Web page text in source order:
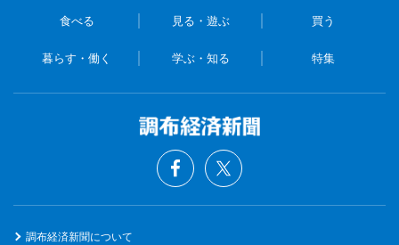
食べる 見る・遊ぶ 買う
暮らす・働く 学ぶ・知る 特集
調布経済新聞について